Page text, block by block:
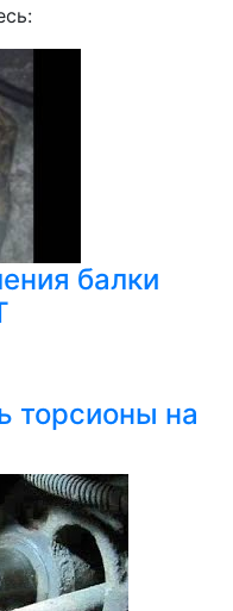
балки
торсионы на